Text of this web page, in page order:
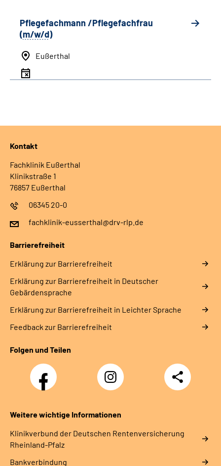
Pflegefachmann /Pflegefachfrau
(m/w/d)
Eußerthal
Kontakt
Fachklinik Eußerthal
Klinikstraße 1
76857 Eußerthal
06345 20-0
fachklinik-eusserthal@drv-rlp.de
Barrierefreiheit
Erklärung zur Barrierefreiheit
Erklärung zur Barrierefreiheit in Deutscher
Gebärdensprache
Erklärung zur Barrierefreiheit in Leichter Sprache
Feedback zur Barrierefreiheit
Folgen und Teilen
Facebook
Instagram
DRV
Nachwuchskräfte
Teilen
Weitere wichtige Informationen
Klinikverbund der Deutschen Rentenversicherung
Rheinland-Pfalz
Bankverbindung